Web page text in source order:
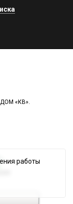
«КВ».
работы